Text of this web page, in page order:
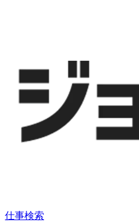
仕事検索